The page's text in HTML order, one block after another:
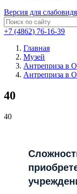
Версия для
+7 (4862) 76-16-39
Главная
Музей
Антреприза в
Антреприза в
40
40